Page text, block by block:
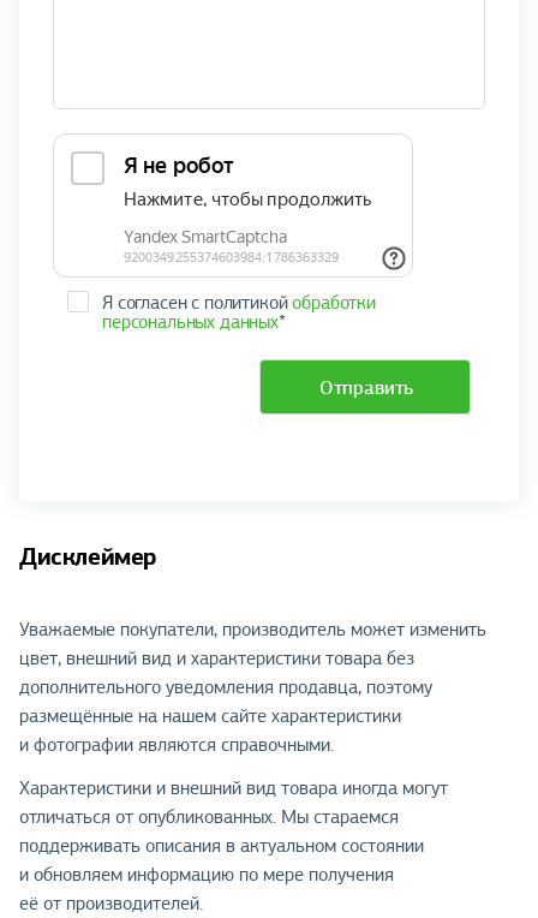
Я согласен с политикойобработки
персональных данных*
Отправить
Дисклеймер
Уважаемые покупатели, производитель может изменить
цвет, внешний вид и характеристики товара без
дополнительного уведомления продавца, поэтому
размещённые на нашем сайте характеристики
и фотографии являются справочными.
Характеристики и внешний вид товара иногда могут
отличаться от опубликованных. Мы стараемся
поддерживать описания в актуальном состоянии
и обновляем информацию по мере получения
её от производителей.